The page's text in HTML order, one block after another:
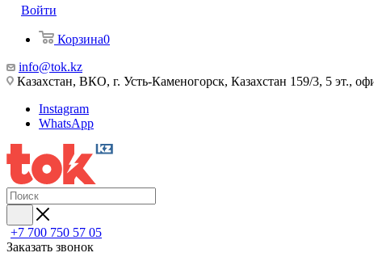
Войти
Корзина0
info@tok.kz
Казахстан, ВКО, г. Усть-Каменогорск, Казахстан 159/3, 5 эт.,
Instagram
WhatsApp
+7 700 750 57 05
Заказать звонок